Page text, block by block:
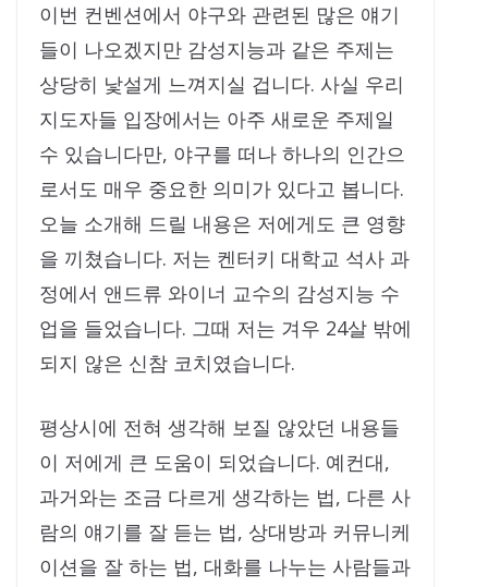
이번 컨벤션에서 야구와 관련된 많은 얘기
들이 나오겠지만 감성지능과 같은 주제는
상당히 낯설게 느껴지실 겁니다. 사실 우리
지도자들 입장에서는 아주 새로운 주제일
수 있습니다만, 야구를 떠나 하나의 인간으
로서도 매우 중요한 의미가 있다고 봅니다.
오늘 소개해 드릴 내용은 저에게도 큰 영향
을 끼쳤습니다. 저는 켄터키 대학교 석사 과
정에서 앤드류 와이너 교수의 감성지능 수
업을 들었습니다. 그때 저는 겨우 24살 밖에
되지 않은 신참 코치였습니다.
평상시에 전혀 생각해 보질 않았던 내용들
이 저에게 큰 도움이 되었습니다. 예컨대,
과거와는 조금 다르게 생각하는 법, 다른 사
람의 얘기를 잘 듣는 법, 상대방과 커뮤니케
이션을 잘 하는 법, 대화를 나누는 사람들과